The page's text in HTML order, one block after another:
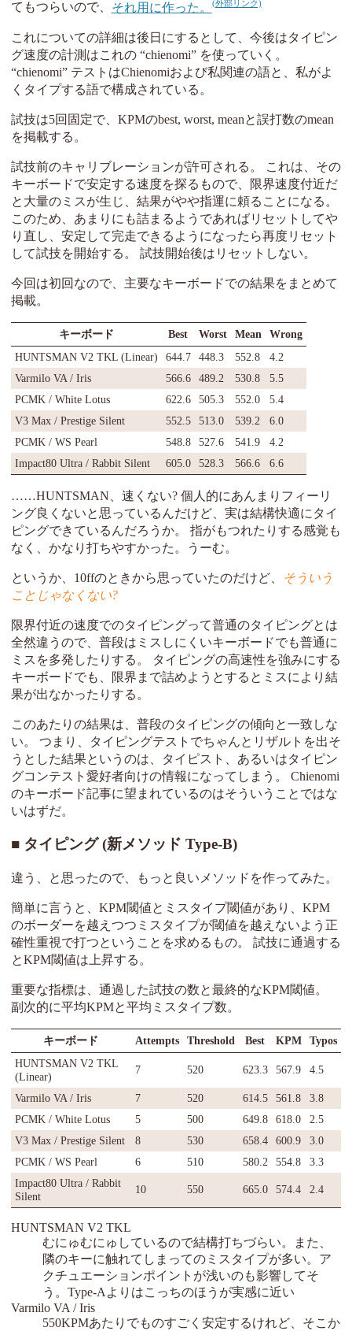
てもつらいので、 それ用に作った。
これについての詳細は後日にするとして、今後はタイピン
グ速度の計測はこれの “chienomi” を使っていく。
“chienomi” テストはChienomiおよび私関連の語と、私がよ
くタイプする語で構成されている。
試技は5回固定で、KPMのbest, worst, meanと誤打数のmean
を掲載する。
試技前のキャリブレーションが許可される。 これは、その
キーボードで安定する速度を探るもので、限界速度付近だ
と大量のミスが生じ、結果がやや指運に頼ることになる。
このため、あまりにも詰まるようであればリセットしてや
り直し、安定して完走できるようになったら再度リセット
して試技を開始する。 試技開始後はリセットしない。
今回は初回なので、主要なキーボードでの結果をまとめて
掲載。
キーボード Best Worst Mean
Wrong
HUNTSMAN V2 TKL (Linear)
644.7 448.3 552.8
4.2
Varmilo VA / Iris
566.6 489.2 530.8
5.5
PCMK / White Lotus
622.6 505.3 552.0
5.4
V3 Max / Prestige Silent
552.5 513.0 539.2
6.0
PCMK / WS Pearl
548.8 527.6 541.9
4.2
Impact80 Ultra / Rabbit Silent
605.0 528.3 566.6 6.6
……HUNTSMAN、速くない? 個人的にあんまりフィーリ
ング良くないと思っているんだけど、実は結構快適にタイ
ピングできているんだろうか。 指がもつれたりする感覚も
なく、かなり打ちやすかった。うーむ。
というか、10ffのときから思っていたのだけど、
そういう
ことじゃなくない?
限界付近の速度でのタイピングって普通のタイピングとは
全然違うので、普段はミスしにくいキーボードでも普通に
ミスを多発したりする。 タイピングの高速性を強みにする
キーボードでも、限界まで詰めようとするとミスにより結
果が出なかったりする。
このあたりの結果は、普段のタイピングの傾向と一致しな
い。 つまり、タイピングテストでちゃんとリザルトを出そ
うとした結果というのは、タイピスト、あるいはタイピン
グコンテスト愛好者向けの情報になってしまう。 Chienomi
のキーボード記事に望まれているのはそういうことではな
いはずだ。
タイピング (新メソッド Type-B)
違う、と思ったので、もっと良いメソッドを作ってみた。
簡単に言うと、KPM閾値とミスタイプ閾値があり、KPM
のボーダーを越えつつミスタイプが閾値を越えないよう正
確性重視で打つということを求めるもの。 試技に通過する
とKPM閾値は上昇する。
重要な指標は、通過した試技の数と最終的なKPM閾値。
副次的に平均KPMと平均ミスタイプ数。
キーボード Attempts Threshold Best KPM
Typos
HUNTSMAN V2 TKL
(Linear)
7 520 623.3 567.9 4.5
Varmilo VA / Iris 7 520 614.5 561.8
3.8
PCMK / White Lotus
5 500 649.8 618.0
2.5
V3 Max / Prestige Silent
8 530 658.4 600.9
3.0
PCMK / WS Pearl
6 510 580.2 554.8
3.3
Impact80 Ultra / Rabbit
Silent
10 550 665.0 574.4 2.4
HUNTSMAN V2 TKL
むにゅむにゅしているので結構打ちづらい。また、
隣のキーに触れてしまってのミスタイプが多い。ア
クチュエーションポイントが浅いのも影響してそ
う。Type-Aよりはこっちのほうが実感に近い
Varmilo VA / Iris
550KPMあたりでものすごく安定するけれど、そこか